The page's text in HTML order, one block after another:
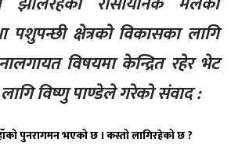
क्षेत्रको विकासका लागि
विषयमा केन्द्रित रहेर भेट
विष्णु पाण्डेले गरेको संवाद :
पुनरागमन भएको छ । कस्तो लागिरहेको छ ?